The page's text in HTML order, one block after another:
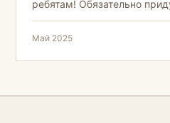
ребятам! Обязательно
Май 2025